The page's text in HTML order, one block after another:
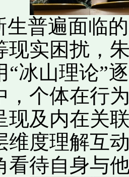
生普遍面临
现实困扰，
“冰山理论”
，个体在行
现及内在关
维度理解互
看待自身与